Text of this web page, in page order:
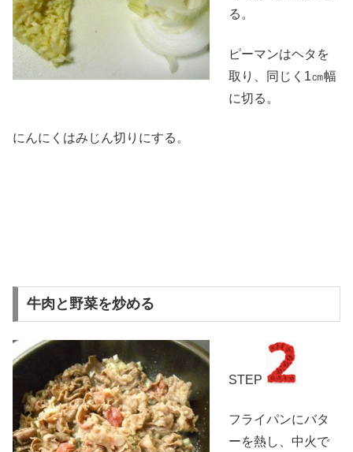
る。
ピーマンはヘタを
取り、同じく1㎝幅
に切る。
にんにくはみじん切りにする。
牛肉と野菜を炒める
STEP
フライパンにバタ
ーを熱し、中火で